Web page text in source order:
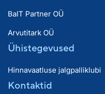
BaIT Partner OÜ
Arvutitark OÜ
Ühistegevused
Hinnavaatluse jalgpalliklubi
Kontaktid